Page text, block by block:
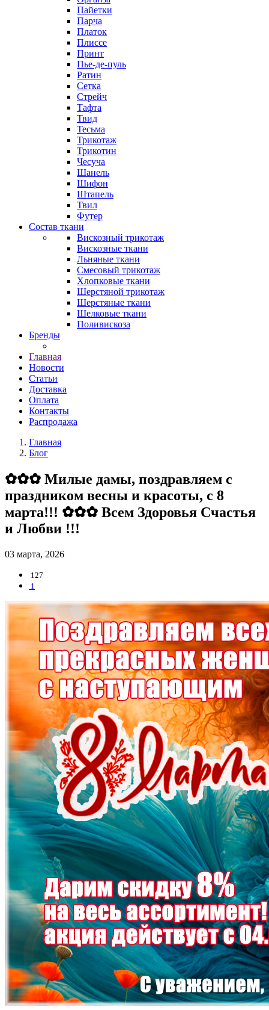
Пайетки
Парча
Платок
Плиссе
Принт
Пье-де-пуль
Ратин
Сетка
Стрейч
Тафта
Твид
Тесьма
Трикотаж
Трикотин
Чесуча
Шанель
Шифон
Штапель
Твил
Футер
Состав ткани
Вискозный трикотаж
Вискозные ткани
Льняные ткани
Смесовый трикотаж
Хлопковые ткани
Шерстяной трикотаж
Шерстяные ткани
Шелковые ткани
Поливискоза
Бренды
Главная
Новости
Статьи
Доставка
Оплата
Контакты
Распродажа
Главная
Блог
✿✿✿ Милые дамы, поздравляем с
праздником весны и красоты, с 8
марта!!! ✿✿✿ Всем Здоровья Счастья
и Любви !!!
03 марта, 2026
127
1